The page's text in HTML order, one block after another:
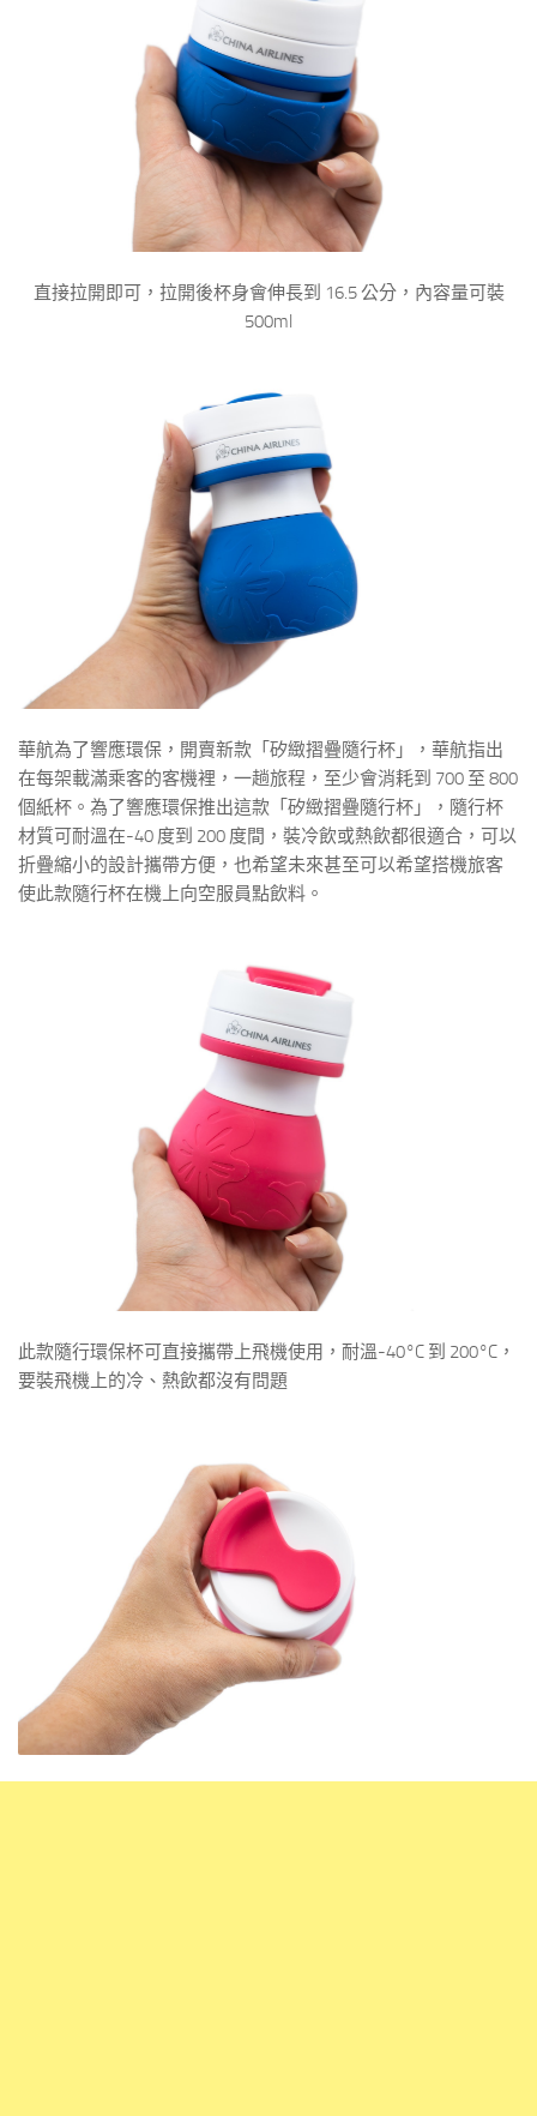
直接拉開即可，拉開後杯身會伸長到 16.5 公分，內容量可裝
500ml
華航為了響應環保，開賣新款「矽緻摺疊隨行杯」，華航指出
在每架載滿乘客的客機裡，一趟旅程，至少會消耗到 700 至 800
個紙杯。為了響應環保推出這款「矽緻摺疊隨行杯」，隨行杯
材質可耐溫在-40 度到 200 度間，裝冷飲或熱飲都很適合，可以
折疊縮小的設計攜帶方便，也希望未來甚至可以希望搭機旅客
使此款隨行杯在機上向空服員點飲料。
此款隨行環保杯可直接攜帶上飛機使用，耐溫-40°C 到 200°C，
要裝飛機上的冷、熱飲都沒有問題